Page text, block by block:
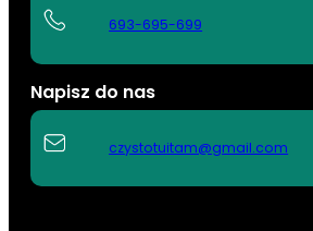
693-695-699
Napisz do nas
czystotuitam@gmail.com